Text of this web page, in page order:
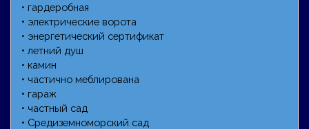
• гардеробная
• электрические ворота
• энергетический сертификат
• летний душ
• камин
• частично меблирована
• гараж
• частный сад
• Средиземноморский сад